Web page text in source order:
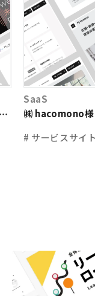
SaaS
㈱ hacomono様
# サービスサイ